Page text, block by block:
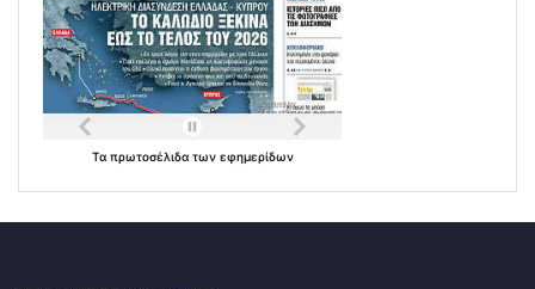
Τα πρωτοσέλιδα των εφημερίδων